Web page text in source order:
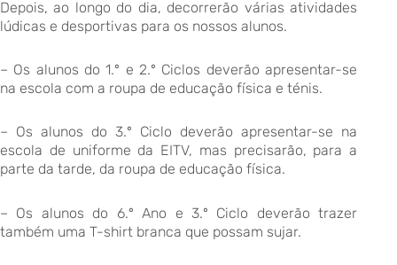
Depois, ao longo do dia, decorrerão várias atividades
lúdicas e desportivas para os nossos alunos.
– Os alunos do 1.º e 2.º Ciclos deverão apresentar-se
na escola com a roupa de educação física e ténis.
– Os alunos do 3.º Ciclo deverão apresentar-se na
escola de uniforme da EITV, mas precisarão, para a
parte da tarde, da roupa de educação física.
– Os alunos do 6.º Ano e 3.º Ciclo deverão trazer
também uma T-shirt branca que possam sujar.